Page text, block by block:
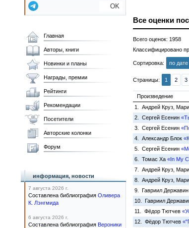
OK
Все оценки
Всего оценок: 1958
Классифицировано
Сортировка: по дате
Страницы: 1 2 3
Произведение
1. Андрей Круз,
2. Сергей Есенин
3. Сергей Есенин
4. Александр Блок
5. Сергей Есенин
6. Томас Ха «In My
7. Андрей Круз,
8. Андрей Круз,
9. Гавриил Державин
10. Гавриил
11. Фёдор Тютчев
12. Фёдор Тютчев
Главная
Авторы, книги
Новинки и планы
Награды, премии
Рейтинги
Рекомендации
Посетители
Авторские колонки
Форум
информация, новости
7 августа 2026 г.
Составлена библиография Оливера
К. Лэнгмида
6 августа 2026 г.
Составлена библиография Вероники